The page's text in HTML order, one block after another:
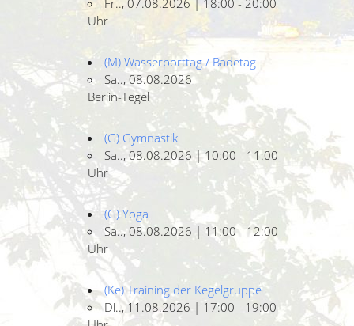
Uhr
(M) Wasserporttag / Badetag
Sa.., 08.08.2026
Berlin-Tegel
(G) Gymnastik
Sa.., 08.08.2026 | 10:00 - 11:00
Uhr
(G) Yoga
Sa.., 08.08.2026 | 11:00 - 12:00
Uhr
(Ke) Training der Kegelgruppe
Di.., 11.08.2026 | 17:00 - 19:00